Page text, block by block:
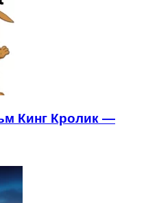
Кинг Кролик —